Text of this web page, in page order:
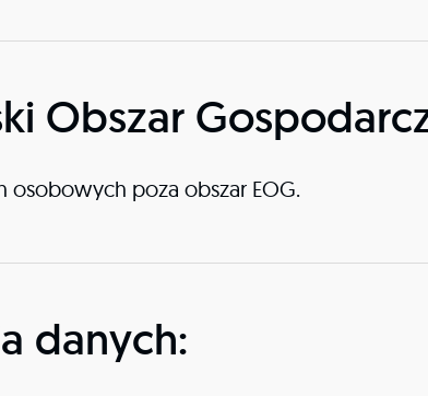
Obszar
osobowych poza obszar EOG.
danych: